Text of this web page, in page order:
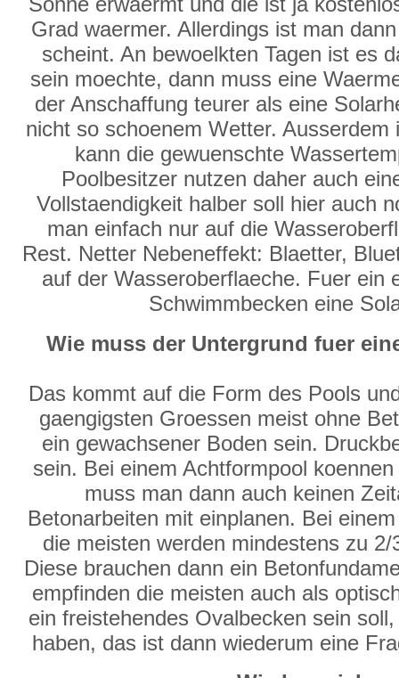
Grad waermer. Allerdings ist man
scheint. An bewoelkten Tagen ist es
sein moechte, dann muss eine
der Anschaffung teurer als eine
nicht so schoenem Wetter.
kann die gewuenschte
Poolbesitzer nutzen daher auch
Vollstaendigkeit halber soll hier auch
man einfach nur auf die
Rest. Netter Nebeneffekt: Blaetter,
auf der Wasseroberflaeche. Fuer ein
Schwimmbecken eine
Wie muss der Untergrund fuer
Das kommt auf die Form des Pools
gaengigsten Groessen meist ohne
ein gewachsener Boden sein.
sein. Bei einem Achtformpool
muss man dann auch keinen
Betonarbeiten mit einplanen. Bei
die meisten werden mindestens zu
Diese brauchen dann ein
empfinden die meisten auch als
ein freistehendes Ovalbecken sein
haben, das ist dann wiederum eine